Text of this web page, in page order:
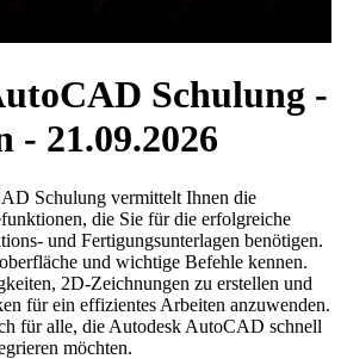
Schulung -
- 21.09.2026
Schulung vermittelt Ihnen die
die Sie für die erfolgreiche
und Fertigungsunterlagen benötigen.
und wichtige Befehle kennen.
2D-Zeichnungen zu erstellen und
für ein effizientes Arbeiten anzuwenden.
für alle, die Autodesk AutoCAD schnell
möchten.